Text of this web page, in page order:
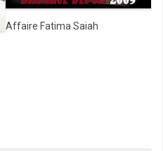
Affaire Fatima Saiah